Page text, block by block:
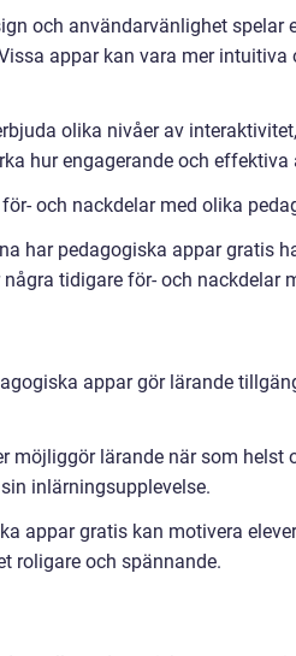
och användarvänlighet spelar
appar kan vara mer
olika nivåer av
hur engagerande och
och nackdelar med olika
har pedagogiska appar gratis
tidigare för- och nackdelar
appar gör lärande
möjliggör lärande när som helst
inlärningsupplevelse.
appar gratis kan motivera
roligare och spännande.